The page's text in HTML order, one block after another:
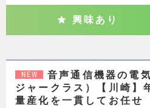
興味あり
NEW
音声通信機器の電
ジャークラス）【川崎】
量産化を一貫してお任せ